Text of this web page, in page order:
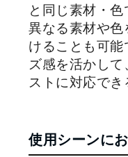
と同じ素材・色
異なる素材や
けることも可能
ズ感を活かし
ストに対応でき
使用シーンに